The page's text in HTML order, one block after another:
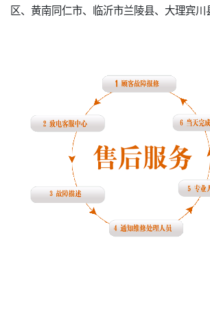
区、黄南同仁市、临沂市兰陵县、大理宾